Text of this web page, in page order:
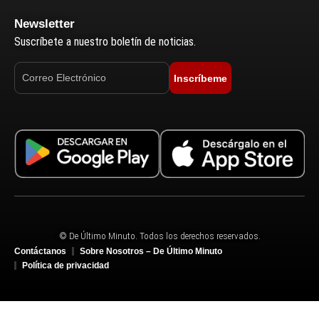
Newsletter
Suscríbete a nuestro boletín de noticias.
Inscríbeme
© De Último Minuto. Todos los derechos reservados.
Contáctanos
Sobre Nosotros – De Último Minuto
Política de privacidad